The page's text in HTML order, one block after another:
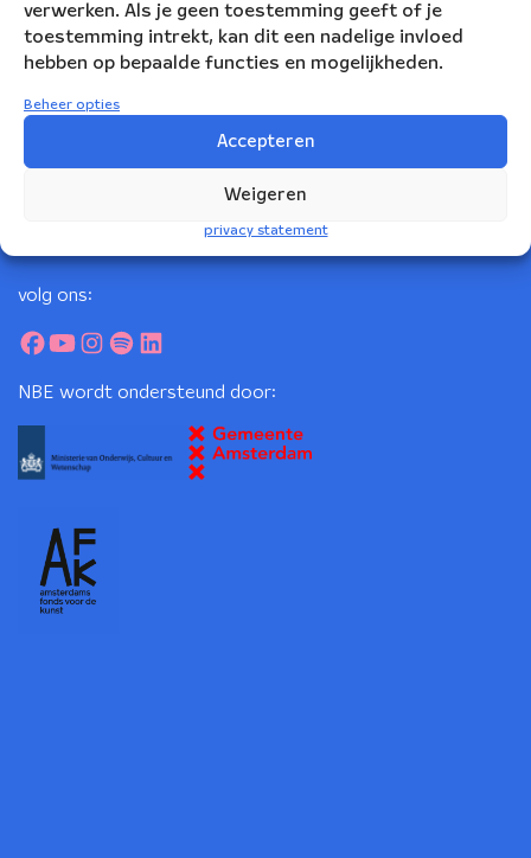
verwerken. Als je geen toestemming geeft of je
toestemming intrekt, kan dit een nadelige invloed
hebben op bepaalde functies en mogelijkheden.
Beheer opties
Accepteren
Weigeren
privacy statement
Nederlands Blazers Ensemble
Korte Leidsedwarsstraat 12
volg ons:
NBE wordt ondersteund door: